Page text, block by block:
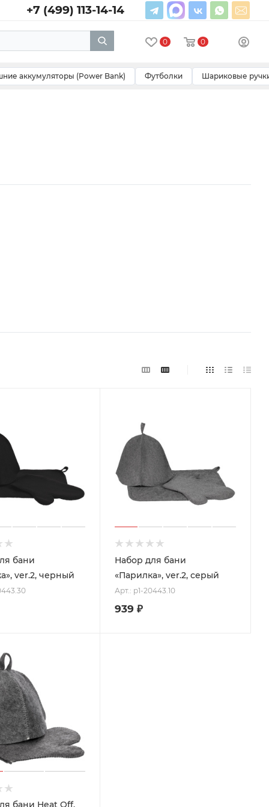
+7 (499) 113-14-14
0 0
аккумуляторы (Power Bank) Футболки Шариковые
бани
ver.2, черный
Набор для бани
«Парилка», ver.2, серый
Арт.: p1-20443.10
939₽
бани Heat Off,